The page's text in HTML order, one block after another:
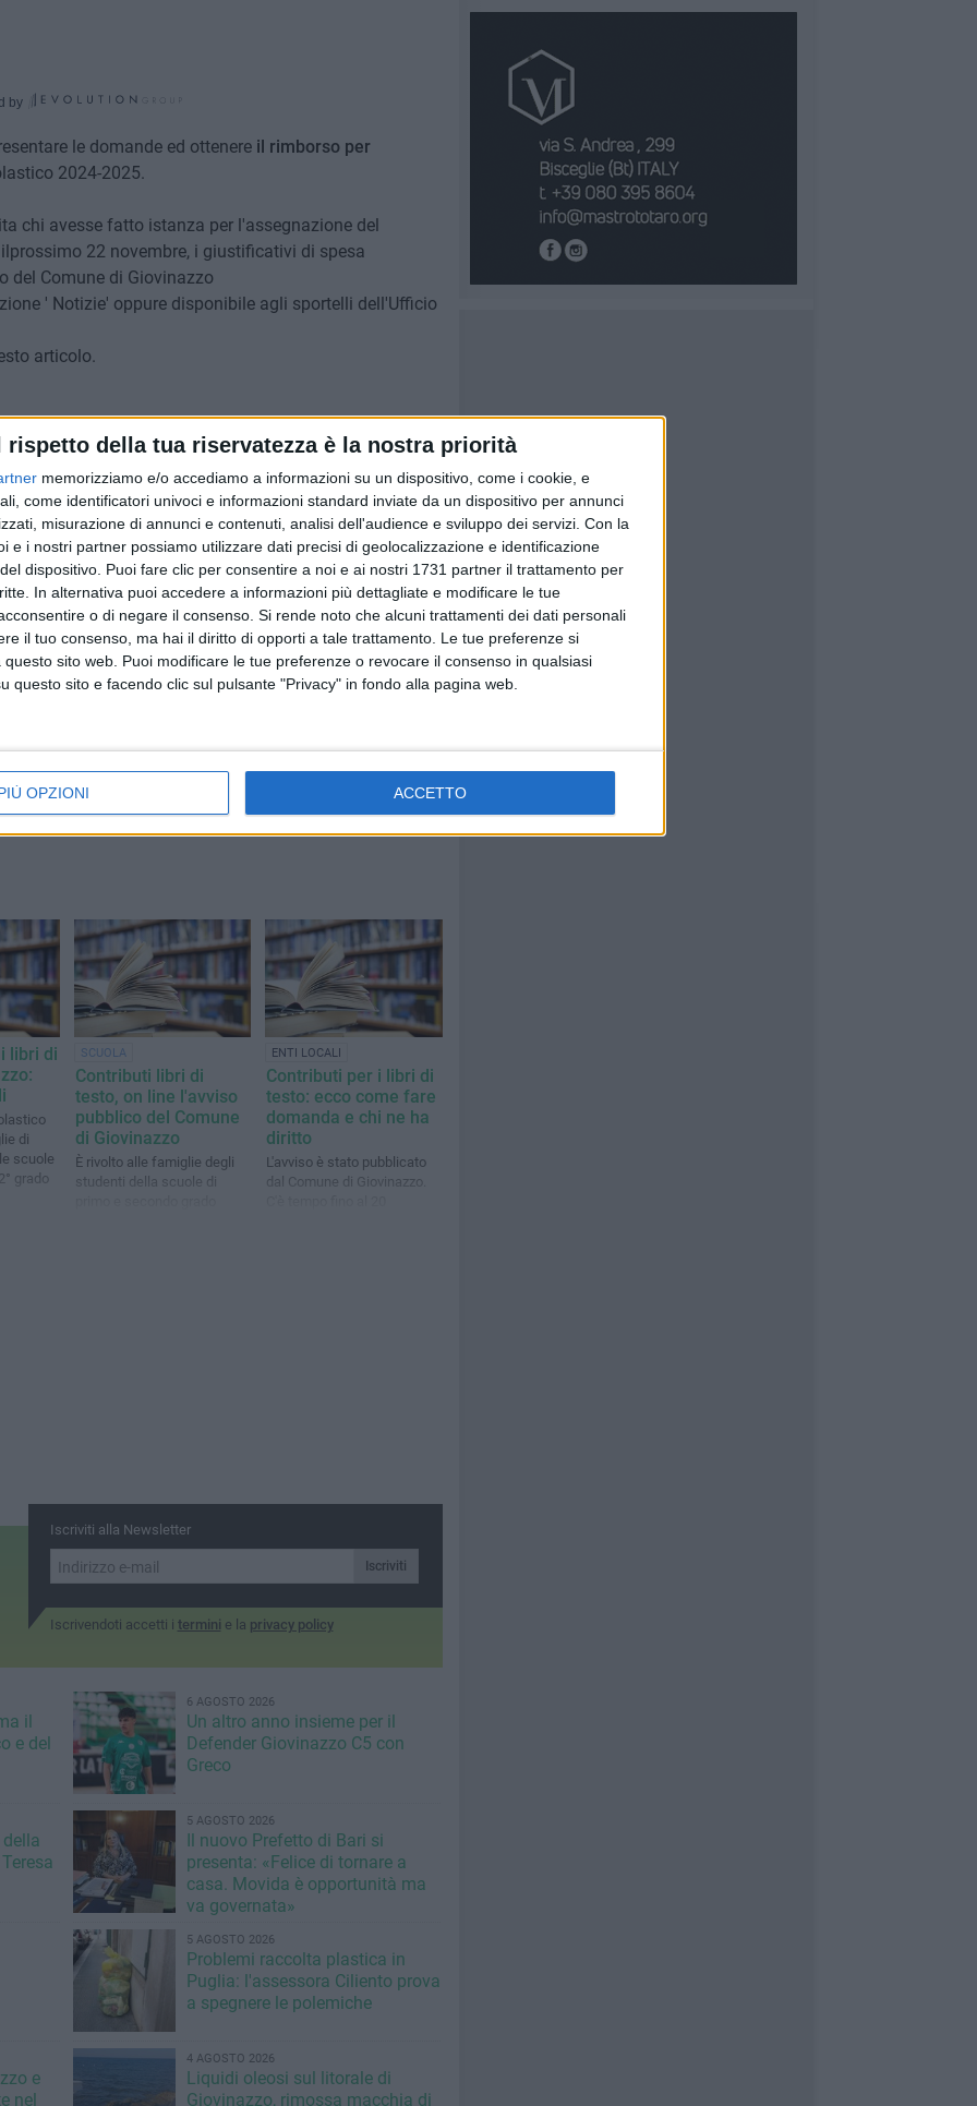
rispetto della tua riservatezza è la nostra priorità
memorizziamo e/o accediamo a informazioni su un dispositivo, come i cookie, e
come identificatori univoci e informazioni standard inviate da un dispositivo per annunci
misurazione di annunci e contenuti, analisi dell'audience e sviluppo dei servizi. Con la
e i nostri partner possiamo utilizzare dati precisi di geolocalizzazione e identificazione
dispositivo. Puoi fare clic per consentire a noi e ai nostri 1731 partner il trattamento per
In alternativa puoi accedere a informazioni più dettagliate e modificare le tue
o di negare il consenso. Si rende noto che alcuni trattamenti dei dati personali
il tuo consenso, ma hai il diritto di opporti a tale trattamento. Le tue preferenze si
sito web. Puoi modificare le tue preferenze o revocare il consenso in qualsiasi
questo sito e facendo clic sul pulsante "Privacy" in fondo alla pagina web.
OPZIONI ACCETTO
by
le domande ed ottenereil rimborso per
2024-2025.
chi avesse fatto istanza per l'assegnazione del
22 novembre, i giustificativi di spesa
del Comune di Giovinazzo
' Notizie' oppure disponibile agli sportelli dell'Ufficio
articolo.
6 AGOSTO 2026
Lavori sul litorale, gli
aggiornamenti del sindaco di
Giovinazzo - FOTO
libri di
di
scuole
grado
SCUOLA
Contributi libri di
testo, on line l'avviso
pubblico del Comune
di Giovinazzo
È rivolto alle famiglie degli
studenti della scuole di
ENTI LOCALI
Contributi per i libri di
testo: ecco come fare
domanda e chi ne ha
diritto
L'avviso è stato pubblicato
dal Comune di Giovinazzo.
Iscriviti alla Newsletter
Iscriviti
Iscrivendoti accetti i termini e la privacy policy
il
e del
6 AGOSTO 2026
Un altro anno insieme per il
Defender Giovinazzo C5 con
Greco
5 AGOSTO 2026
Il nuovo Prefetto di Bari si
presenta: «Felice di tornare a
casa. Movida è opportunità ma
va governata»
5 AGOSTO 2026
Problemi raccolta plastica in
Puglia: l'assessora Ciliento prova
a spegnere le polemiche
e
nel
4 AGOSTO 2026
Liquidi oleosi sul litorale di
Giovinazzo, rimossa macchia di